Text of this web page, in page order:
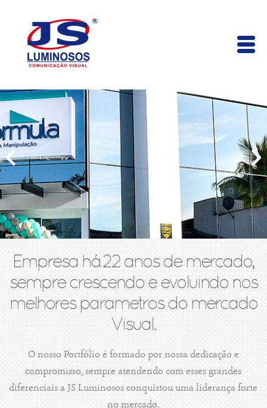
Empresa há 22 anos de mercado,
sempre crescendo e evoluindo nos
melhores parametros do mercado
Visual.
O nosso Portfólio é formado por nossa dedicação e
compromisso, sempre atendendo com esses grandes
diferenciais a JS Luminosos conquistou uma liderança forte
no mercado.